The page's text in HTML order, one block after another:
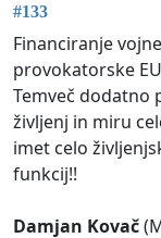
#133
Financiranje
provokatorske
Temveč dodatno
življenj in miru
imet celo
funkcij!!
Damjan Kovač